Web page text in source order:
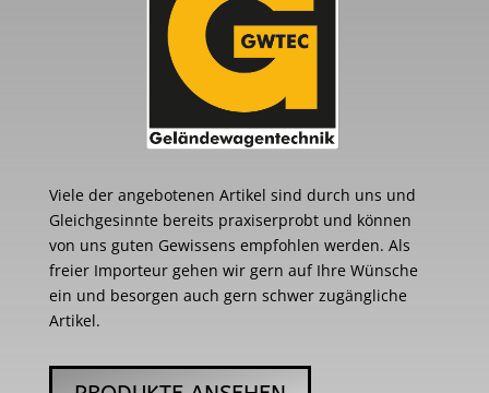
Viele der angebotenen Artikel sind durch uns und
Gleichgesinnte bereits praxiserprobt und können
von uns guten Gewissens empfohlen werden. Als
freier Importeur gehen wir gern auf Ihre Wünsche
ein und besorgen auch gern schwer zugängliche
Artikel.